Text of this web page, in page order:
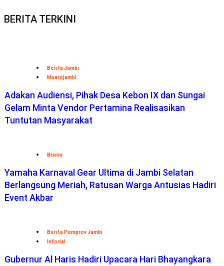
BERITA TERKINI
Berita Jambi
Muarojambi
Adakan Audiensi, Pihak Desa Kebon IX dan Sungai
Gelam Minta Vendor Pertamina Realisasikan
Tuntutan Masyarakat
Bisnis
Yamaha Karnaval Gear Ultima di Jambi Selatan
Berlangsung Meriah, Ratusan Warga Antusias Hadiri
Event Akbar
Berita Pemprov Jambi
Inforial
Gubernur Al Haris Hadiri Upacara Hari Bhayangkara